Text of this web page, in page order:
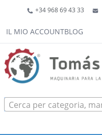
+34 968 69 43 33
IL MIO ACCOUNTBLOG